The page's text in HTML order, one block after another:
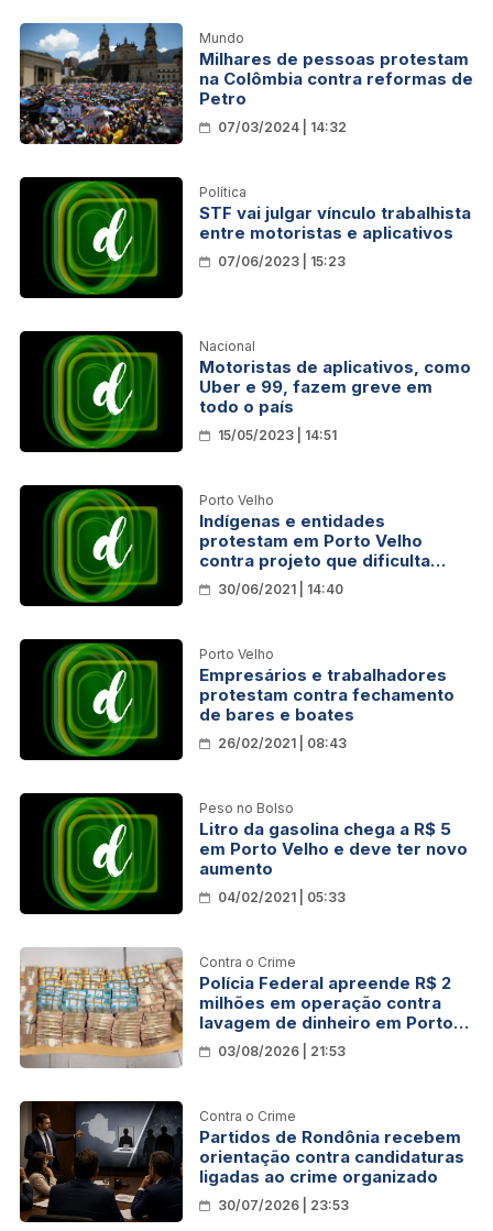
Mundo
Milhares de pessoas protestam
na Colômbia contra reformas de
Petro
07/03/2024 | 14:32
Política
STF vai julgar vínculo trabalhista
entre motoristas e aplicativos
07/06/2023 | 15:23
Nacional
Motoristas de aplicativos, como
Uber e 99, fazem greve em
todo o país
15/05/2023 | 14:51
Porto Velho
Indígenas e entidades
protestam em Porto Velho
contra projeto que dificulta
demarcação de terras
30/06/2021 | 14:40
Porto Velho
Empresários e trabalhadores
protestam contra fechamento
de bares e boates
26/02/2021 | 08:43
Peso no Bolso
Litro da gasolina chega a R$ 5
em Porto Velho e deve ter novo
aumento
04/02/2021 | 05:33
Contra o Crime
Polícia Federal apreende R$ 2
milhões em operação contra
lavagem de dinheiro em Porto
Velho
03/08/2026 | 21:53
Contra o Crime
Partidos de Rondônia recebem
orientação contra candidaturas
ligadas ao crime organizado
30/07/2026 | 23:53